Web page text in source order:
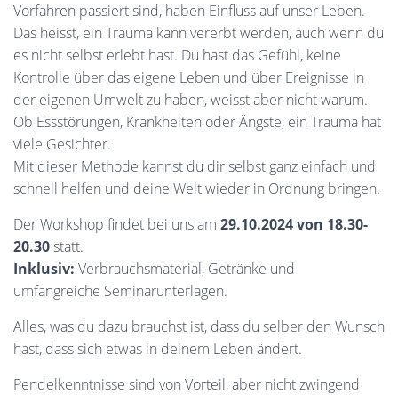
Vorfahren passiert sind, haben Einfluss auf unser Leben.
Das heisst, ein Trauma kann vererbt werden, auch wenn du
es nicht selbst erlebt hast. Du hast das Gefühl, keine
Kontrolle über das eigene Leben und über Ereignisse in
der eigenen Umwelt zu haben, weisst aber nicht warum.
Ob Essstörungen, Krankheiten oder Ängste, ein Trauma hat
viele Gesichter.
Mit dieser Methode kannst du dir selbst ganz einfach und
schnell helfen und deine Welt wieder in Ordnung bringen.
Der Workshop findet bei uns am 29.10.2024 von 18.30-
20.30statt.
Inklusiv: Verbrauchsmaterial, Getränke und
umfangreiche Seminarunterlagen.
Alles, was du dazu brauchst ist, dass du selber den Wunsch
hast, dass sich etwas in deinem Leben ändert.
Pendelkenntnisse sind von Vorteil, aber nicht zwingend